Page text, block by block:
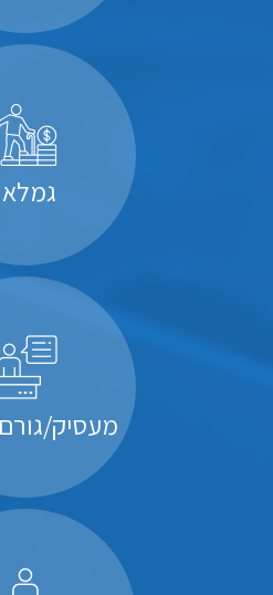
מעסיק/